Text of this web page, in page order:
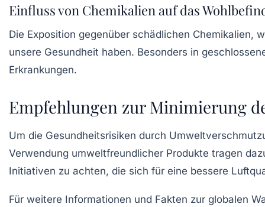
Einfluss von Chemikalien auf das
Die Exposition gegenüber schädlichen Chemikalien,
unsere Gesundheit haben. Besonders in
Erkrankungen.
Empfehlungen zur Minimierung
Um die Gesundheitsrisiken durch
Verwendung umweltfreundlicher Produkte tragen
Initiativen zu achten, die sich für eine bessere
Für weitere Informationen und Fakten zur globalen